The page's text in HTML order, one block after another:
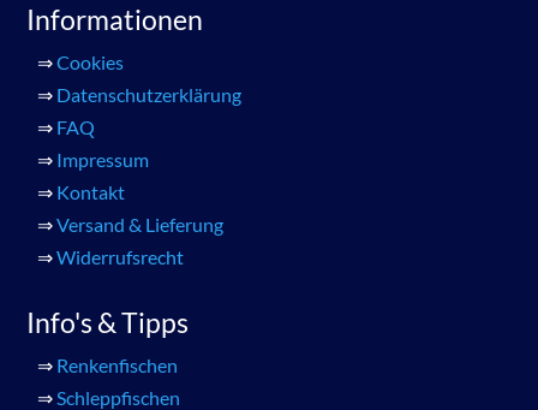
Informationen
⇒Cookies
⇒ Datenschutzerklärung
⇒ FAQ
⇒ Impressum
⇒ Kontakt
⇒Versand & Lieferung
⇒Widerrufsrecht
Info's & Tipps
⇒ Renkenfischen
⇒Schleppfischen